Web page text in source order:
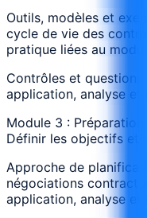
Outils, modèles et
cycle de vie des
pratique liées au module
Contrôles et
application, analyse et
Module 3 :
Définir les objectifs et
Approche de
négociations
application, analyse et